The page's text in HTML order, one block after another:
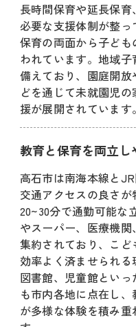
長時間保育や延長保
必要な支援体制が整
保育の両面から子ど
われています。地域
備えており、園庭開
どを通じて未就園児
援が展開されています。
教育と保育を両立
高石市は南海本線と
交通アクセスの良さ
20~30分で通勤可能な
やスーパー、医療機
集約されており、こ
効率よく済ませられ
図書館、児童館とい
も市内各地に点在し
が多様な体験を積み